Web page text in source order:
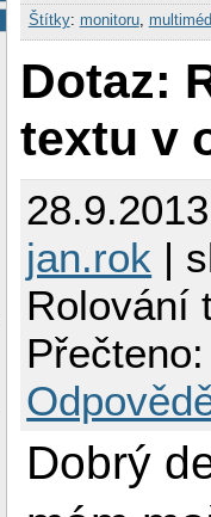
Štítky: monitoru,
Dotaz:
textu v
jan.rok |
Rolování
Dobrý